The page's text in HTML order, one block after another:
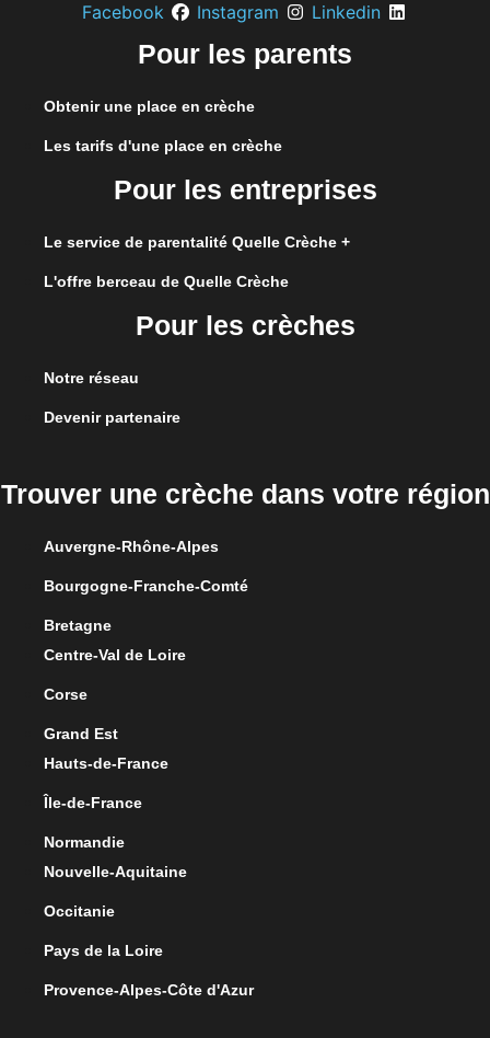
Facebook Instagram Linkedin
Pour les parents
Obtenir une place en crèche
Les tarifs d'une place en crèche
Pour les entreprises
Le service de parentalité Quelle Crèche +
L'offre berceau de Quelle Crèche
Pour les crèches
Notre réseau
Devenir partenaire
Trouver une crèche dans votre région
Auvergne-Rhône-Alpes
Bourgogne-Franche-Comté
Bretagne
Centre-Val de Loire
Corse
Grand Est
Hauts-de-France
Île-de-France
Normandie
Nouvelle-Aquitaine
Occitanie
Pays de la Loire
Provence-Alpes-Côte d'Azur